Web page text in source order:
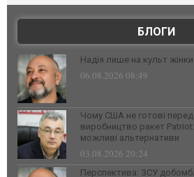
БЛОГИ
Надія лише на культ жінки
06.08.2026 08:49
Чому США не готові
виробництво ракет
можливі альтернативи
03.08.2026 20:24
Перспектива: ЗСУ